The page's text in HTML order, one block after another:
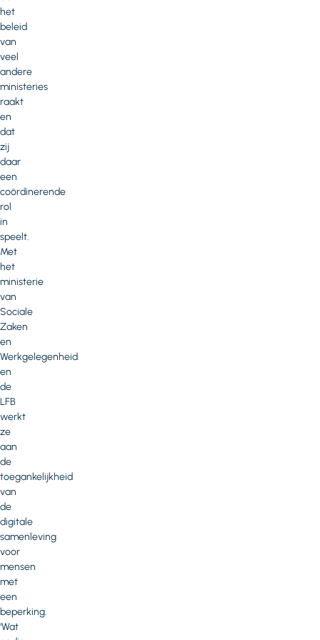
het
beleid
van
veel
andere
ministeries
raakt
en
dat
zij
daar
een
coördinerende
rol
in
speelt.
Met
het
ministerie
van
Sociale
Zaken
en
Werkgelegenheid
en
de
LFB
werkt
ze
aan
de
toegankelijkheid
van
de
digitale
samenleving
voor
mensen
met
een
beperking.
‘Wat